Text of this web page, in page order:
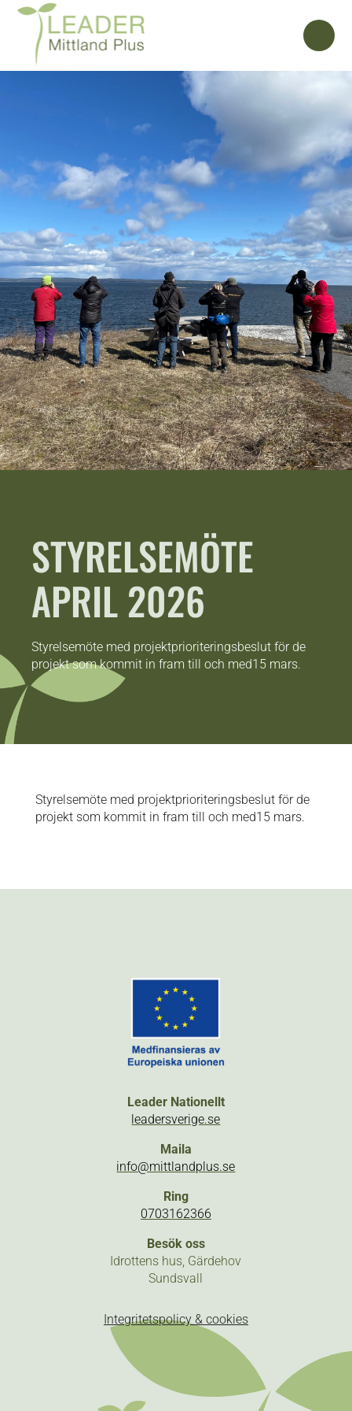
STYRELSEMÖTE
APRIL 2026
Styrelsemöte med projektprioriteringsbeslut för de
projekt som kommit in fram till och med15 mars.
Styrelsemöte med projektprioriteringsbeslut för de
projekt som kommit in fram till och med15 mars.
Leader Nationellt
leadersverige.se
Maila
info@mittlandplus.se
Ring
0703162366
Besök oss
Idrottens hus, Gärdehov
Sundsvall
Integritetspolicy & cookies